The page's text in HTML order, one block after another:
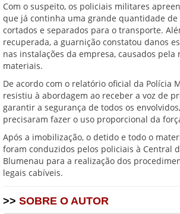
Com o suspeito, os policiais militares
que já continha uma grande quantidade de
cortados e separados para o transporte.
recuperada, a guarnição constatou danos
nas instalações da empresa, causados pela
materiais.
De acordo com o relatório oficial da Polícia
resistiu à abordagem ao receber a voz de
garantir a segurança de todos os
precisaram fazer o uso proporcional da
Após a imobilização, o detido e todo o
foram conduzidos pelos policiais à Central
Blumenau para a realização dos
legais cabíveis.
>> SOBRE O AUTOR